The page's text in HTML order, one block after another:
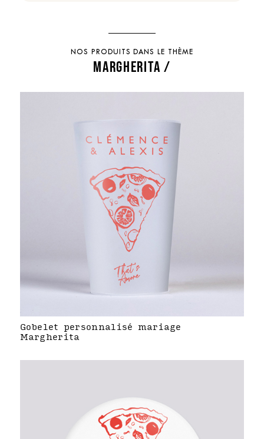
NOS PRODUITS DANS LE THÈME
MARGHERITA /
Gobelet personnalisé mariage
Margherita